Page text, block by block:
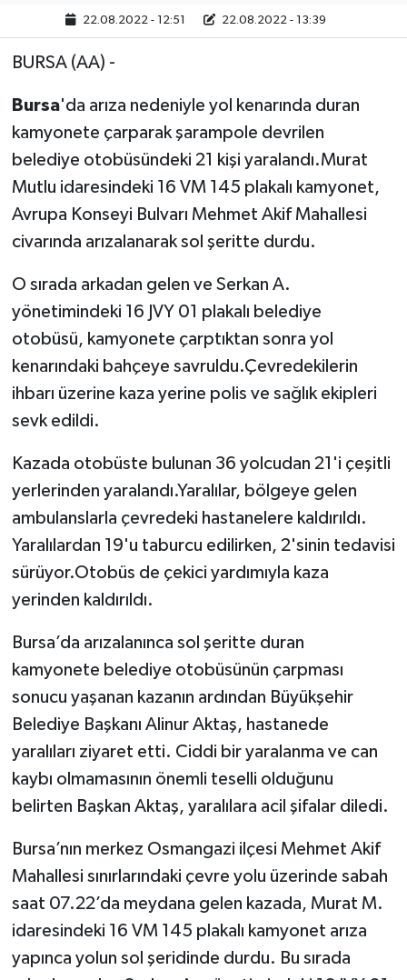
22.08.2022 - 12:51 22.08.2022 - 13:39
BURSA (AA) -
Bursa'da arıza nedeniyle yol kenarında duran
kamyonete çarparak şarampole devrilen
belediye otobüsündeki 21 kişi yaralandı.Murat
Mutlu idaresindeki 16 VM 145 plakalı kamyonet,
Avrupa Konseyi Bulvarı Mehmet Akif Mahallesi
civarında arızalanarak sol şeritte durdu.
O sırada arkadan gelen ve Serkan A.
yönetimindeki 16 JVY 01 plakalı belediye
otobüsü, kamyonete çarptıktan sonra yol
kenarındaki bahçeye savruldu.Çevredekilerin
ihbarı üzerine kaza yerine polis ve sağlık ekipleri
sevk edildi.
Kazada otobüste bulunan 36 yolcudan 21'i çeşitli
yerlerinden yaralandı.Yaralılar, bölgeye gelen
ambulanslarla çevredeki hastanelere kaldırıldı.
Yaralılardan 19'u taburcu edilirken, 2'sinin tedavisi
sürüyor.Otobüs de çekici yardımıyla kaza
yerinden kaldırıldı.
Bursa’da arızalanınca sol şeritte duran
kamyonete belediye otobüsünün çarpması
sonucu yaşanan kazanın ardından Büyükşehir
Belediye Başkanı Alinur Aktaş, hastanede
yaralıları ziyaret etti. Ciddi bir yaralanma ve can
kaybı olmamasının önemli teselli olduğunu
belirten Başkan Aktaş, yaralılara acil şifalar diledi.
Bursa’nın merkez Osmangazi ilçesi Mehmet Akif
Mahallesi sınırlarındaki çevre yolu üzerinde sabah
saat 07.22’da meydana gelen kazada, Murat M.
idaresindeki 16 VM 145 plakalı kamyonet arıza
yapınca yolun sol şeridinde durdu. Bu sırada